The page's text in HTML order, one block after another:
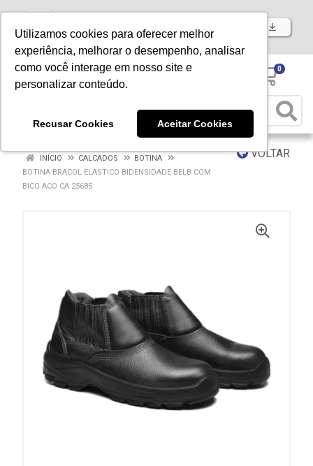
Utilizamos cookies para oferecer melhor
experiência, melhorar o desempenho, analisar
como você interage em nosso site e
personalizar conteúdo.
Recusar Cookies Aceitar Cookies
Baixe já nosso APP
0
VOLTAR
INÍCIO CALCADOS
BOTINA
BOTINA BRACOL ELASTICO BIDENSIDADE BELB COM
BICO ACO CA 25685